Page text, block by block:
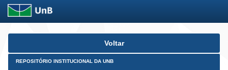
Skip
Voltar
REPOSITÓRIO INSTITUCIONAL DA UNB